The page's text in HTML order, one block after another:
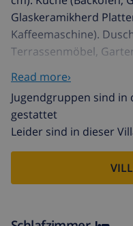
Glaskeramikherd
Kaffeemaschine).
Terrassenmöbel,
Zur Verfügung:
LAN, gratis). Bitte
R000000001
Barranquets 1 km von
schöne, sehr
Meer, 880 m vom
Alleinbenutzung:
Pflanzen und Bäumen,
(60 m2), Gartenmöbel,
Read more›
Jugendgruppen sind
gestattet
Leider sind in dieser